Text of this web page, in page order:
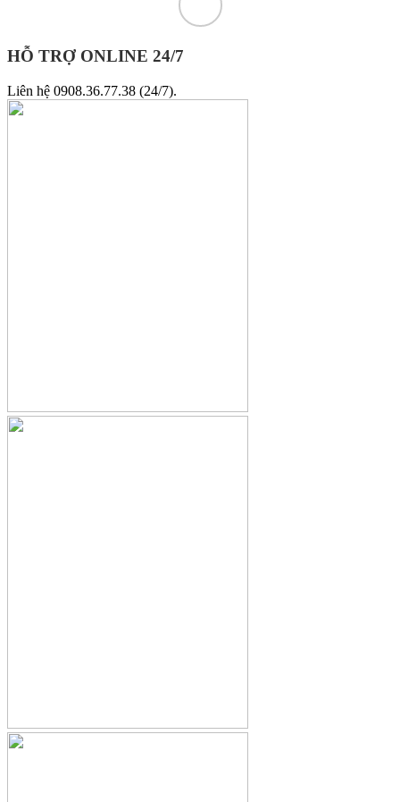
HỖ TRỢ ONLINE 24/7
Liên hệ 0908.36.77.38 (24/7).